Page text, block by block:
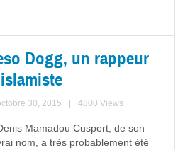
Dogg, un rappeur
30, 2015 4800 Views
Mamadou Cuspert, de son
nom, a très probablement été